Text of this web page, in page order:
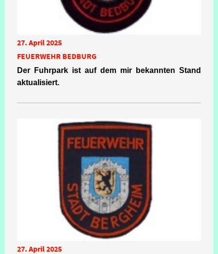
27. April 2025
FEUERWEHR BEDBURG
Der Fuhrpark ist auf dem mir bekannten Stand
aktualisiert.
27. April 2025